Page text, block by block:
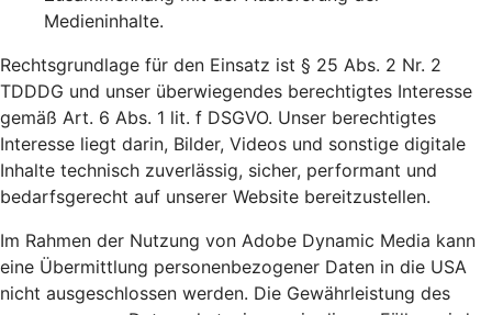
Medieninhalte.
Rechtsgrundlage für den Einsatz ist § 25 Abs. 2 Nr. 2
TDDDG und unser überwiegendes berechtigtes Interesse
gemäß Art. 6 Abs. 1 lit. f DSGVO. Unser berechtigtes
Interesse liegt darin, Bilder, Videos und sonstige digitale
Inhalte technisch zuverlässig, sicher, performant und
bedarfsgerecht auf unserer Website bereitzustellen.
Im Rahmen der Nutzung von Adobe Dynamic Media kann
eine Übermittlung personenbezogener Daten in die USA
nicht ausgeschlossen werden. Die Gewährleistung des